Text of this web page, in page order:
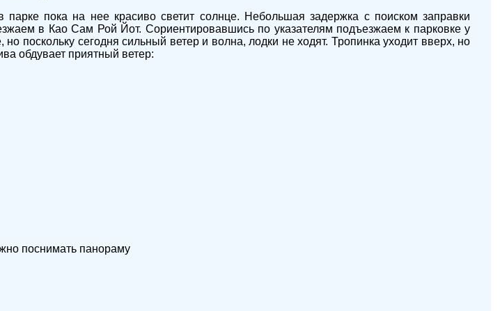
пока на нее красиво светит солнце. Небольшая задержка с поиском заправки
в Као Сам Рой Йот. Сориентировавшись по указателям подъезжаем к парковке у
сегодня сильный ветер и волна, лодки не ходят. Тропинка уходит вверх, но
обдувает приятный ветер:
поснимать панораму